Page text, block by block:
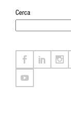
Cerca